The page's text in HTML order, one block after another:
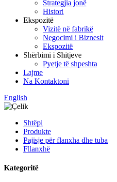
Strategjia jonë
Histori
Ekspozitë
Vizitë në fabrikë
Negocimi i Biznesit
Ekspozitë
Shërbimi i Shitjeve
Pyetje të shpeshta
Lajme
Na Kontaktoni
English
Shtëpi
Produkte
Pajisje për flanxha dhe tuba
Fllanxhë
Kategoritë